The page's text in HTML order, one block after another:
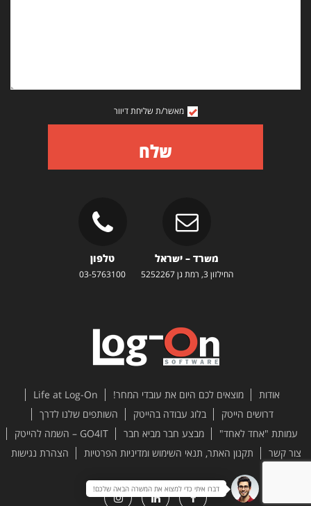
מאשר/ת שליחת דיוור
שלח
משרד – ישראל
החילזון 3, רמת גן 5252267
טלפון
03-5763100
אודות מוצאים לכם היום את עובדי המחר!
Life at Log-On
דרושים הייטק
בלוג עבודה בהייטק
השותפים שלנו לדרך
עמותת "אחד לאחד"
מבצע חבר מביא חבר
GO4IT – השמה להייטק
צור קשר
תקנון האתר, תנאי השימוש ומדיניות הפרטיות הצהרת נגישות
דברו איתי כדי למצוא את המשרה הבאה שלכם!